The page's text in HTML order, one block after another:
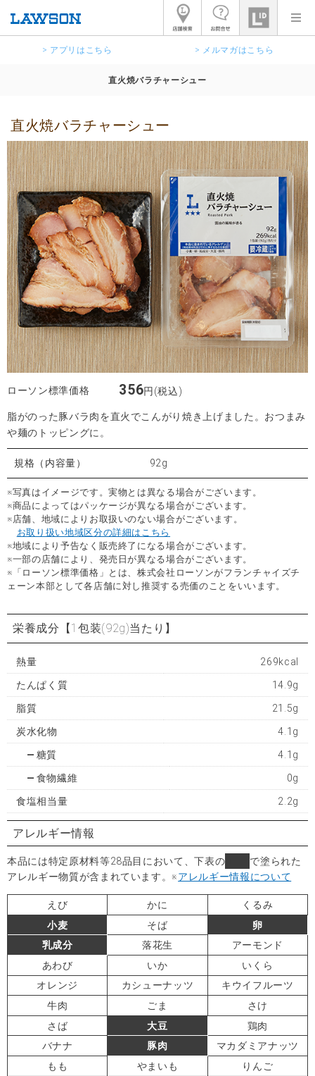
> アプリはこちら > メルマガはこちら
直火焼バラチャーシュー
直火焼バラチャーシュー
ローソン標準価格 356円(税込)
脂がのった豚バラ肉を直火でこんがり焼き上げました。おつまみ
や麺のトッピングに。
規格（内容量） 92g
※写真はイメージです。実物とは異なる場合がございます。
※商品によってはパッケージが異なる場合がございます。
※店舗、地域によりお取扱いのない場合がございます。
お取り扱い地域区分の詳細はこちら
※地域により予告なく販売終了になる場合がございます。
※一部の店舗により、発売日が異なる場合がございます。
※「ローソン標準価格」とは、株式会社ローソンがフランチャイズチ
ェーン本部として各店舗に対し推奨する売価のことをいいます。
栄養成分 【1包装(92g)当たり】
熱量 269kcal
たんぱく質 14.9g
脂質 21.5g
炭水化物 4.1g
糖質 4.1g
食物繊維 0g
食塩相当量 2.2g
アレルギー情報
本品には特定原材料等28品目において、下表の
で塗られた
アレルギー物質が含まれています。※アレルギー情報について
えび かに
くるみ
小麦
そば
卵
乳成分
落花生
アーモンド
あわび
いか
いくら
オレンジ
カシューナッツ
キウイフルーツ
牛肉
ごま
さけ
さば
大豆
鶏肉
バナナ
豚肉
マカダミアナッツ
もも
やまいも
りんご